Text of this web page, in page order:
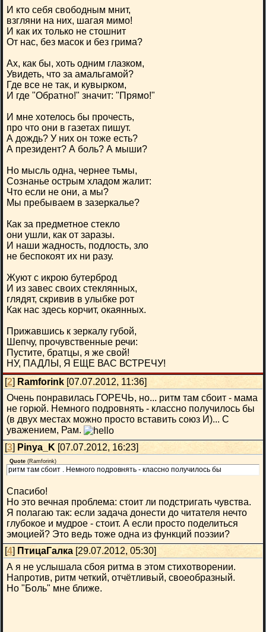
И кто себя свободным мнит,
взгляни на них, шагая мимо!
И как их только не стошнит
От нас, без масок и без грима?
Ах, как бы, хоть одним глазком,
Увидеть, что за амальгамой?
Где все не так, и кувырком,
И где "Обратно!" значит: "Прямо!"
И мне хотелось бы прочесть,
про что они в газетах пишут.
А дождь? У них он тоже есть?
А президент? А боль? А мыши?
Но мысль одна, чернее тьмы,
Сознанье острым хладом жалит:
Что если не они, а мы?
Мы пребываем в зазеркалье?
Как за предметное стекло
они ушли, как от заразы.
И наши жадность, подлость, зло
не беспокоят их ни разу.
Жуют с икрою бутерброд
И из завес своих стеклянных,
глядят, скривив в улыбке рот
Как нас здесь корчит, окаянных.
Прижавшись к зеркалу губой,
Шепчу, прочувственные речи:
Пустите, братцы, я же свой!
НУ, ПАДЛЫ, Я ЕЩЕ ВАС ВСТРЕЧУ!
[2] Ramforink [07.07.2012, 11:36]
Очень понравилась ГОРЕЧЬ, но... ритм там сбоит - мама
не горюй. Немного подровнять - классно получилось бы
(в двух местах можно просто вставить союз И)... С
уважением, Рам.
[3] Pinya_K [07.07.2012, 16:23]
Quote (Ramforink)
ритм там сбоит . Немного подровнять - классно получилось бы
Спасибо!
Но это вечная проблема: стоит ли подстригать чувства.
Я полагаю так: если задача донести до читателя нечто
глубокое и мудрое - стоит. А если просто поделиться
эмоцией? Это ведь тоже одна из функций поэзии?
[4] ПтицаГалка [29.07.2012, 05:30]
А я не услышала сбоя ритма в этом стихотворении.
Напротив, ритм четкий, отчётливый, своеобразный.
Но "Боль" мне ближе.